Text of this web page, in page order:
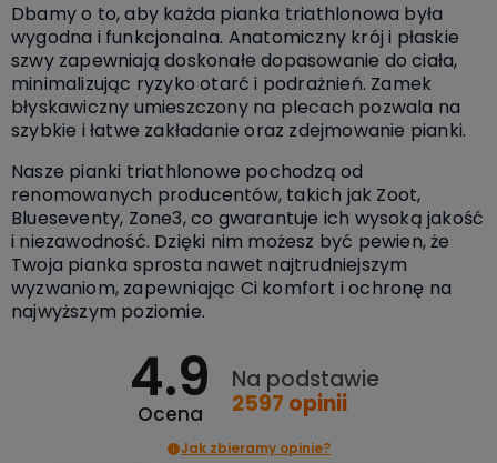
Dbamy o to, aby każda pianka triathlonowa była
wygodna i funkcjonalna. Anatomiczny krój i płaskie
szwy zapewniają doskonałe dopasowanie do ciała,
minimalizując ryzyko otarć i podrażnień. Zamek
błyskawiczny umieszczony na plecach pozwala na
szybkie i łatwe zakładanie oraz zdejmowanie pianki.
Nasze pianki triathlonowe pochodzą od
renomowanych producentów, takich jak Zoot,
Blueseventy, Zone3, co gwarantuje ich wysoką jakość
i niezawodność. Dzięki nim możesz być pewien, że
Twoja pianka sprosta nawet najtrudniejszym
wyzwaniom, zapewniając Ci komfort i ochronę na
najwyższym poziomie.
4.9
Ocena
Na podstawie
2597 opinii
Jak zbieramy opinie?